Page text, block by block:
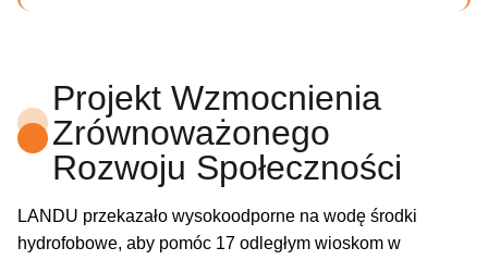
Projekt Wzmocnienia
Zrównoważonego
Rozwoju Społeczności
LANDU przekazało wysokoodporne na wodę środki
hydrofobowe, aby pomóc 17 odległym wioskom w